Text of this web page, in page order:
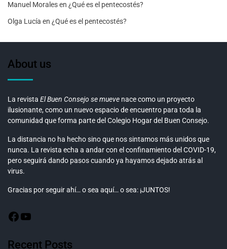
Manuel Moralesen ¿Qué es el pentecostés?
Olga Lucía en ¿Qué es el pentecostés?
About us
La revista El Buen Consejo se mueve nace como un proyecto
ilusionante, como un nuevo espacio de encuentro para toda la
comunidad que forma parte del Colegio Hogar del Buen Consejo.
La distancia no ha hecho sino que nos sintamos más unidos que
nunca. La revista echa a andar con el confinamiento del COVID-19,
pero seguirá dando pasos cuando ya hayamos dejado atrás al
virus.
Gracias por seguir ahí… o sea aquí… o sea: ¡JUNTOS!
Recent Posts